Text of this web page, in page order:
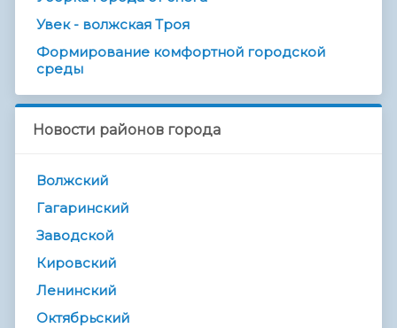
Увек - волжская Троя
Формирование комфортной городской
среды
Новости районов города
Волжский
Гагаринский
Заводской
Кировский
Ленинский
Октябрьский